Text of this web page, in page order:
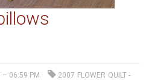
– 06:59 PM 2007 FLOWER QUILT -